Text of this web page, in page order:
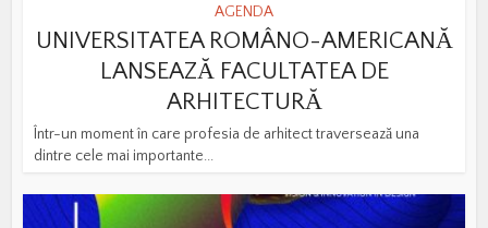
AGENDA
UNIVERSITATEA ROMÂNO-AMERICANĂ
LANSEAZĂ FACULTATEA DE
ARHITECTURĂ
Într-un moment în care profesia de arhitect traversează una
dintre cele mai importante...